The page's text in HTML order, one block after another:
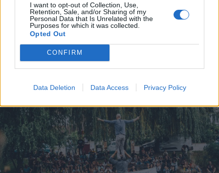
I want to opt-out of Collection, Use,
Retention, Sale, and/or Sharing of my
Personal Data that Is Unrelated with the
Purposes for which it was collected.
Opted Out
CONFIRM
Data Deletion Data Access Privacy Policy
man lukke døre og vinduer samt slukke
ventilationsanlæg.
Det skriver Nordjyllands Politi via tjenesten
PolitiUpdate.
Der siver gas fra ledningen, som driver i nordøstlig
Senere onsdag eftermiddag har Nordjyllands Politi
efterfølgende oplyst, at gasudslippet er under
kontrol, og at faren derfor er drevet over igen.
Vis mere